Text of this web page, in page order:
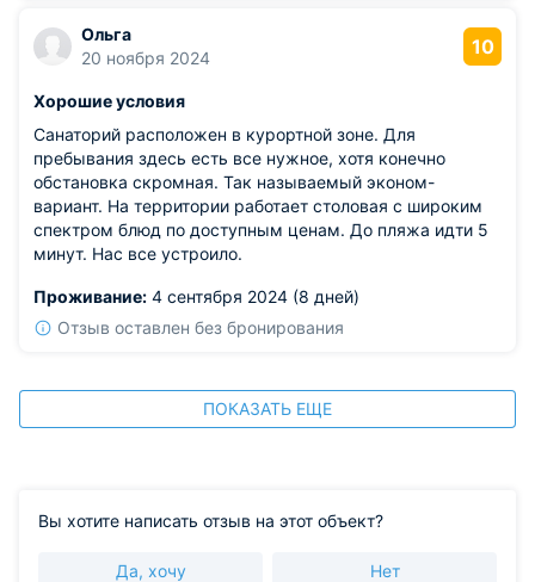
Ольга
20 ноября 2024
10
Хорошие условия
Санаторий расположен в курортной зоне. Для
пребывания здесь есть все нужное, хотя конечно
обстановка скромная. Так называемый эконом-
вариант. На территории работает столовая с широким
спектром блюд по доступным ценам. До пляжа идти 5
минут. Нас все устроило.
Проживание: 4 сентября 2024 (8 дней)
Отзыв оставлен без бронирования
ПОКАЗАТЬ ЕЩЕ
Вы хотите написать отзыв на этот объект?
Да, хочу Нет